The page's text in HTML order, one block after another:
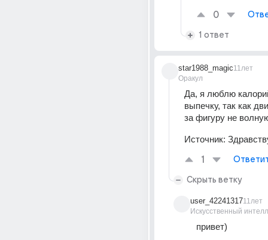
0
1 ответ
star1988_magic
Оракул
11лет
Да, я люблю
выпечку, так как
за фигуру не
Источник:
1
Скрыть ветку
user_42241317
Искусственный
11лет
привет)